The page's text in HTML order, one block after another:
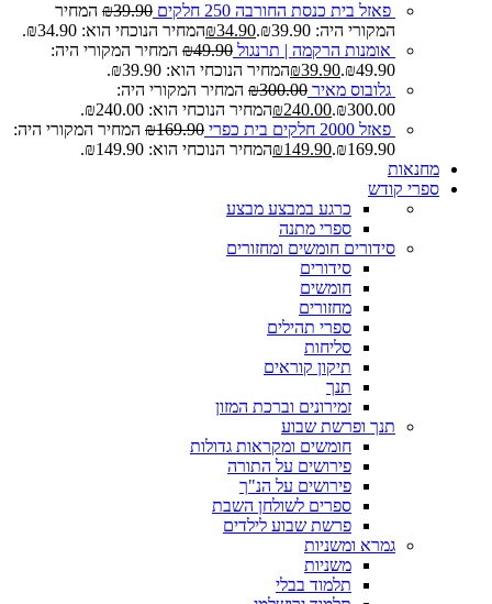
פאזל בית כנסת החורבה 250 חלקים ₪39.90
המחיר
המקורי היה: ₪39.90.
₪34.90
המחיר הנוכחי הוא: ₪34.90.
אומנות הרקמה | תרנגול
₪49.90
המחיר המקורי היה:
₪49.90.
₪39.90
המחיר הנוכחי הוא: ₪39.90.
גלובוס מאיר
₪300.00
המחיר המקורי היה:
₪300.00.
₪240.00
המחיר הנוכחי הוא: ₪240.00.
פאזל 2000 חלקים בית כפרי
₪169.90
המחיר המקורי היה:
₪169.90.
₪149.90
המחיר הנוכחי הוא: ₪149.90.
מחנאות
ספרי קודש
כרגע במבצע מבצע
ספרי מתנה
סידורים חומשים ומחזורים
סידורים
חומשים
מחזורים
ספרי תהילים
סליחות
תיקון קוראים
תנך
זמירונים וברכת המזון
תנך ופרשת שבוע
חומשים ומקראות גדולות
פירושים על התורה
פירושים על הנ"ך
ספרים לשולחן השבת
פרשת שבוע לילדים
גמרא ומשניות
משניות
תלמוד בבלי